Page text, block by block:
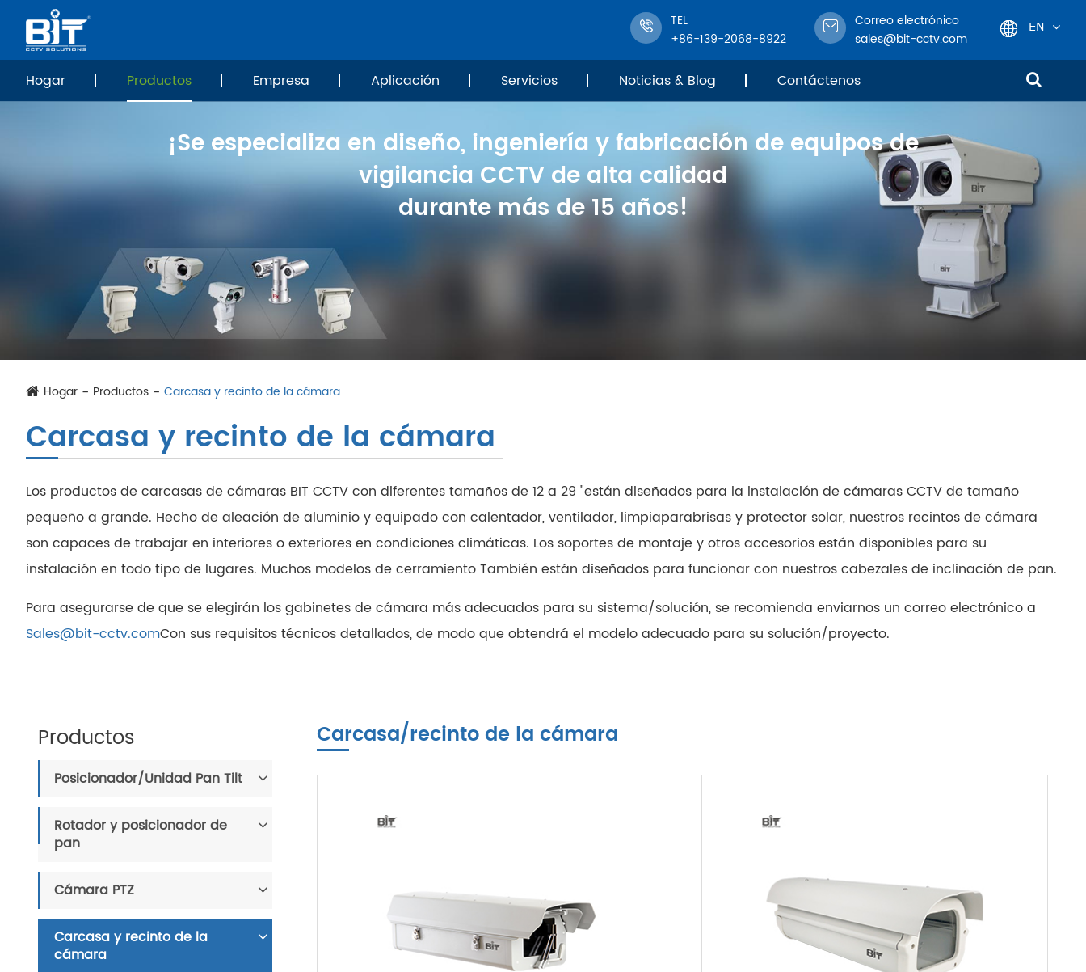
TEL
+86-139-2068-8922
Correo electrónico
sales@bit-cctv.com
EN
한국어
français
Deutsch
Español
tiếng việt
ไทย
čeština
Hogar Productos Empresa Aplicación Servicios Noticias & Blog Contáctenos
¡Se especializa en diseño, ingeniería y fabricación de equipos de
vigilancia CCTV de alta calidad
durante más de 15 años!
Hogar Productos Carcasa y recinto de la cámara
Carcasa y recinto de la cámara
Los productos de carcasas de cámaras BIT CCTV con diferentes tamaños de 12 a 29 "están diseñados para la instalación de cámaras CCTV de tamaño
pequeño a grande. Hecho de aleación de aluminio y equipado con calentador, ventilador, limpiaparabrisas y protector solar, nuestros recintos de cámara
son capaces de trabajar en interiores o exteriores en condiciones climáticas. Los soportes de montaje y otros accesorios están disponibles para su
instalación en todo tipo de lugares. Muchos modelos de cerramiento También están diseñados para funcionar con nuestros cabezales de inclinación de pan.
Para asegurarse de que se elegirán los gabinetes de cámara más adecuados para su sistema/solución, se recomienda enviarnos un correo electrónico a
Sales@bit-cctv.comCon sus requisitos técnicos detallados, de modo que obtendrá el modelo adecuado para su solución/proyecto.
Productos
Posicionador/Unidad Pan Tilt
Rotador y posicionador de
pan
Cámara PTZ
Carcasa y recinto de la
cámara
Carcasa/recinto de la cámara